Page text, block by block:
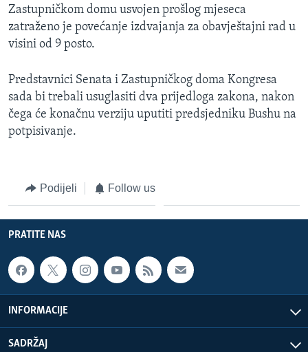
Zastupničkom domu usvojen prošlog mjeseca
zatraženo je povećanje izdvajanja za obavještajni rad u
visini od 9 posto.
Predstavnici Senata i Zastupničkog doma Kongresa
sada bi trebali usuglasiti dva prijedloga zakona, nakon
čega će konačnu verziju uputiti predsjedniku Bushu na
potpisivanje.
Podijeli Follow us
PRATITE NAS
INFORMACIJE
SADRŽAJ